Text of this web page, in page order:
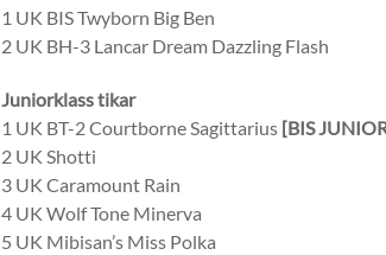
1 UK BIS Twyborn Big Ben
2 UK BH-3 Lancar Dream Dazzling Flash
Juniorklass tikar
1 UK BT-2 Courtborne Sagittarius [BIS
2 UK Shotti
3 UK Caramount Rain
4 UK Wolf Tone Minerva
5 UK Mibisan’s Miss Polka